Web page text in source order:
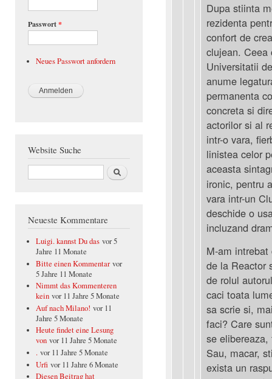
Passwort*
Neues Passwort anfordern
Website Suche
Suche
Neueste Kommentare
Luigi. kannst Du das vor 5
Jahre 11 Monate
Bitte einen Kommentar vor
5 Jahre 11 Monate
Nimmt das Kommenteren
kein vor 11 Jahre 5 Monate
Auf nach Milano! vor 11
Jahre 5 Monate
Heute findet eine Lesung
von vor 11 Jahre 5 Monate
. vor 11 Jahre 5 Monate
Urfi vor 11 Jahre 6 Monate
Diesen Beitrag hat
Dupa stiinta
rezidenta
confort de
clujean. Ceea
Universitatii
anume
permanenta
concreta si
actorilor si al
intr-o vara,
linistea celor
aceasta
ironic, pentru
vara intr-un
deschide o
incluzand
M-am
de la Reactor
de rolul
caci toata
sa scrie si,
faci? Care
se
Sau, macar,
exista un